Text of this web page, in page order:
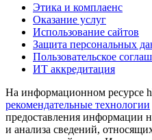
Этика и комплаенс
Оказание услуг
Использование сайтов
Защита персональных
Пользовательское
ИТ аккредитация
На информационном ресурсе
рекомендательные технологии
предоставления информации
и анализа сведений,